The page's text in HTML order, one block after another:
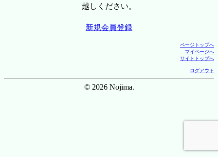
越しください。
新規会員登録
ページトップへ
マイページへ
サイトトップへ
ログアウト
© 2026 Nojima.